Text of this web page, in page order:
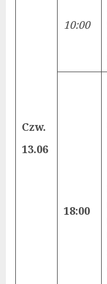
Czw.
13.06
10:00
18:00